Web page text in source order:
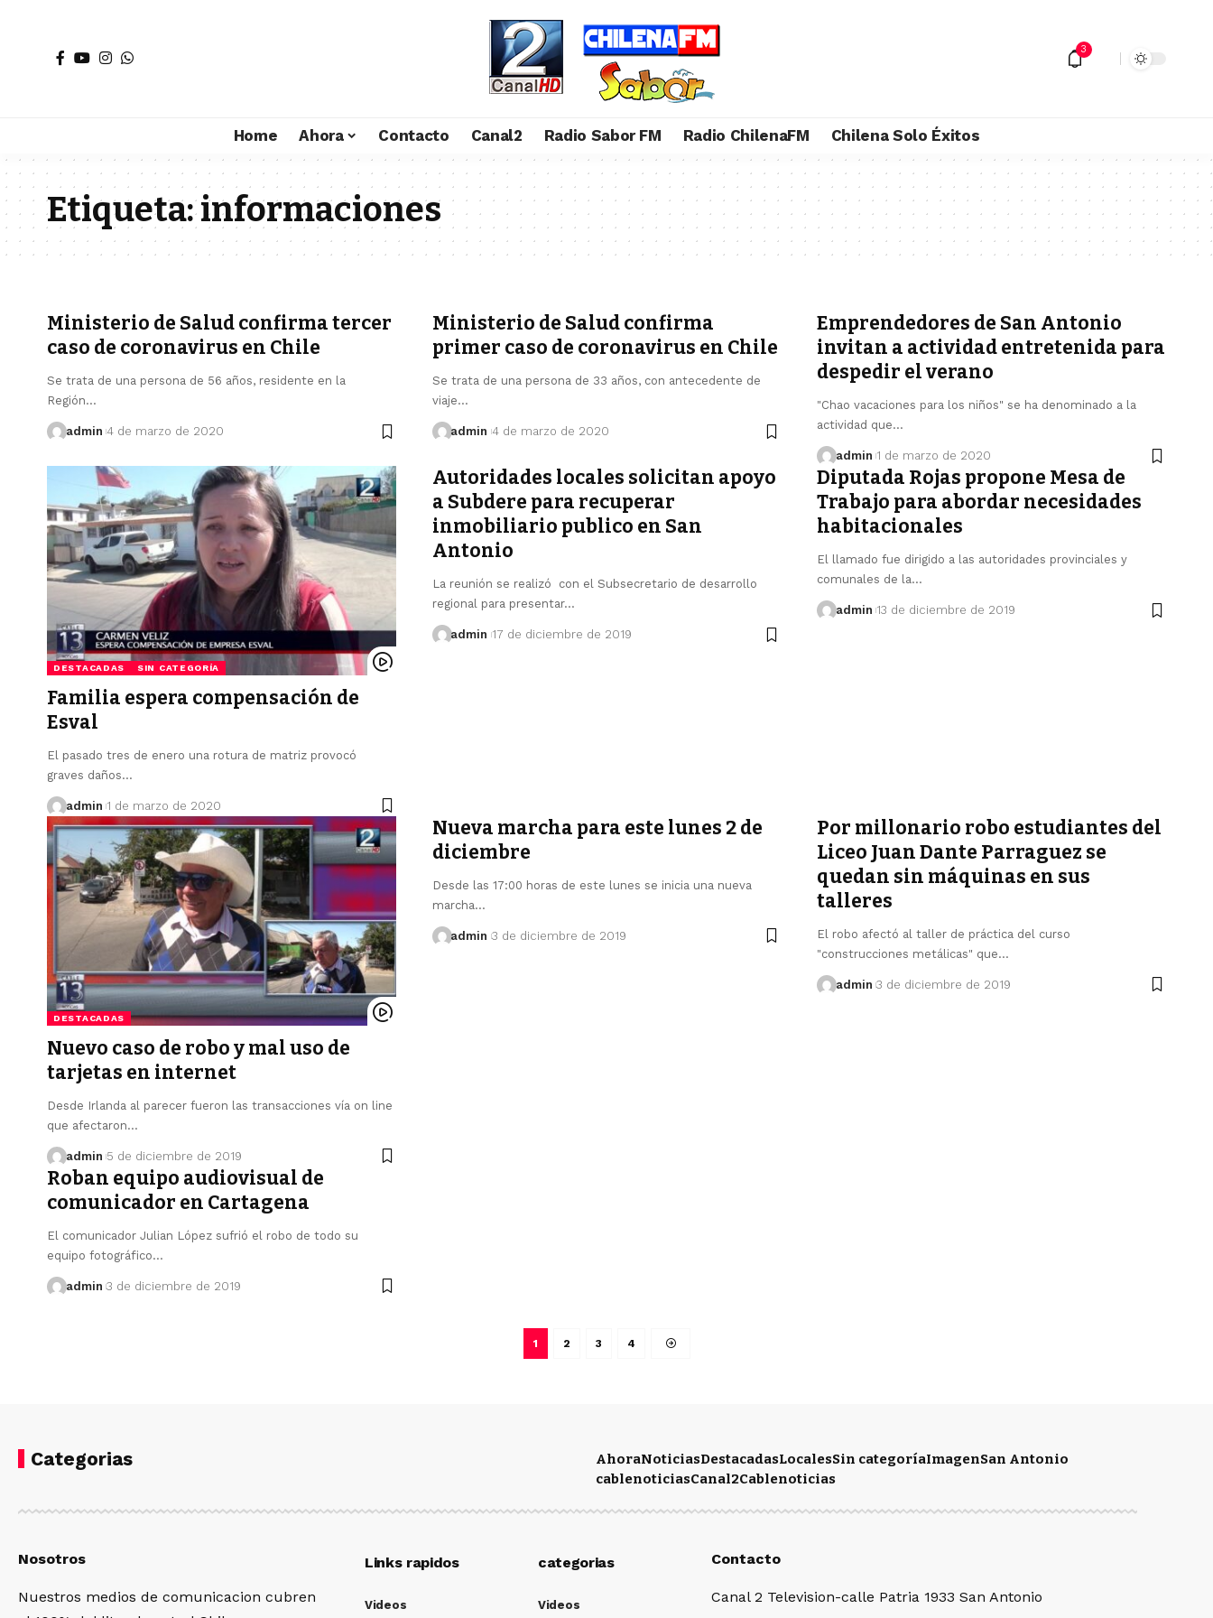
3
Home Ahora Contacto Canal2 Radio Sabor FM Radio ChilenaFM Chilena Solo Éxitos
Etiqueta:informaciones
Ministerio de Salud confirma tercer
caso de coronavirus en Chile
Se trata de una persona de 56 años, residente en la
Región…
admin 4 de marzo de 2020
Ministerio de Salud confirma
primer caso de coronavirus en Chile
Se trata de una persona de 33 años, con antecedente de
viaje…
admin 4 de marzo de 2020
Emprendedores de San Antonio
invitan a actividad entretenida para
despedir el verano
"Chao vacaciones para los niños" se ha denominado a la
actividad que…
admin 1 de marzo de 2020
DESTACADAS SIN CATEGORÍA
Familia espera compensación de
Esval
El pasado tres de enero una rotura de matriz provocó
graves daños…
admin 1 de marzo de 2020
Autoridades locales solicitan apoyo
a Subdere para recuperar
inmobiliario publico en San
Antonio
La reunión se realizó con el Subsecretario de desarrollo
regional para presentar…
admin 17 de diciembre de 2019
Diputada Rojas propone Mesa de
Trabajo para abordar necesidades
habitacionales
El llamado fue dirigido a las autoridades provinciales y
comunales de la…
admin 13 de diciembre de 2019
DESTACADAS
Nuevo caso de robo y mal uso de
tarjetas en internet
Desde Irlanda al parecer fueron las transacciones vía on line
que afectaron…
admin 5 de diciembre de 2019
Nueva marcha para este lunes 2 de
diciembre
Desde las 17:00 horas de este lunes se inicia una nueva
marcha…
admin 3 de diciembre de 2019
Por millonario robo estudiantes del
Liceo Juan Dante Parraguez se
quedan sin máquinas en sus
talleres
El robo afectó al taller de práctica del curso
"construcciones metálicas" que…
admin 3 de diciembre de 2019
Roban equipo audiovisual de
comunicador en Cartagena
El comunicador Julian López sufrió el robo de todo su
equipo fotográfico…
admin 3 de diciembre de 2019
1 2 3 4
Categorias AhoraNoticiasDestacadasLocalesSin categoríaImagenSan Antonio
cablenoticiasCanal2Cablenoticias
Nosotros
Nuestros medios de comunicacion cubren
Links rapidos
Videos
categorias
Videos
Contacto
Canal 2 Television-calle Patria 1933 San Antonio